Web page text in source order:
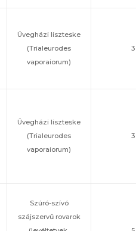
Üvegházi liszteske
(Trialeurodes
vaporaiorum)
3
Üvegházi liszteske
(Trialeurodes
vaporaiorum)
3
Szúró-szívó
szájszervű rovarok